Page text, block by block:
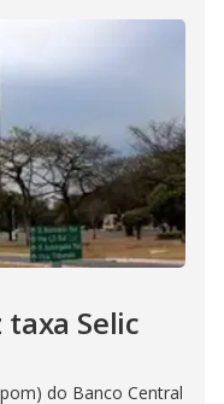
Selic
do Banco Central